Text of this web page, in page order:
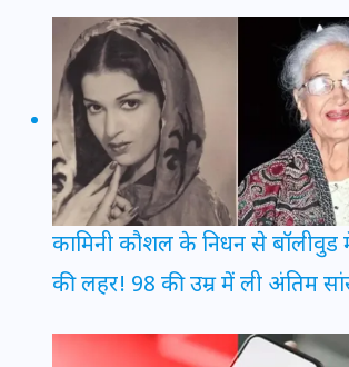
कामिनी कौशल के निधन से बॉलीवुड
की लहर! 98 की उम्र में ली अंतिम